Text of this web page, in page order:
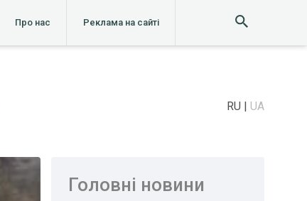
Про нас Реклама на сайті
RU UA
Головні новини